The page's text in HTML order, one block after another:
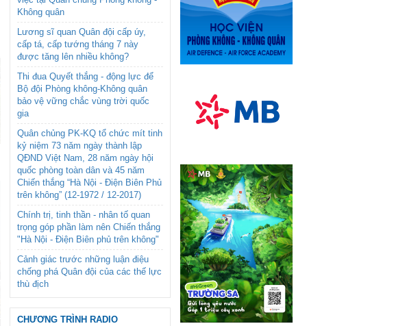
Không quân
Lương sĩ quan Quân đội cấp úy,
cấp tá, cấp tướng tháng 7 này
được tăng lên nhiều không?
Thi đua Quyết thắng - động lực để
Bộ đội Phòng không-Không quân
bảo vệ vững chắc vùng trời quốc
gia
Quân chủng PK-KQ tổ chức mít tinh
kỷ niệm 73 năm ngày thành lập
QĐND Việt Nam, 28 năm ngày hội
quốc phòng toàn dân và 45 năm
Chiến thắng “Hà Nội - Điện Biên Phủ
trên không” (12-1972 / 12-2017)
Chính trị, tinh thần - nhân tố quan
trọng góp phần làm nên Chiến thắng
"Hà Nội - Điện Biên phủ trên không"
Cảnh giác trước những luận điệu
chống phá Quân đội của các thế lực
thù địch
CHƯƠNG TRÌNH RADIO